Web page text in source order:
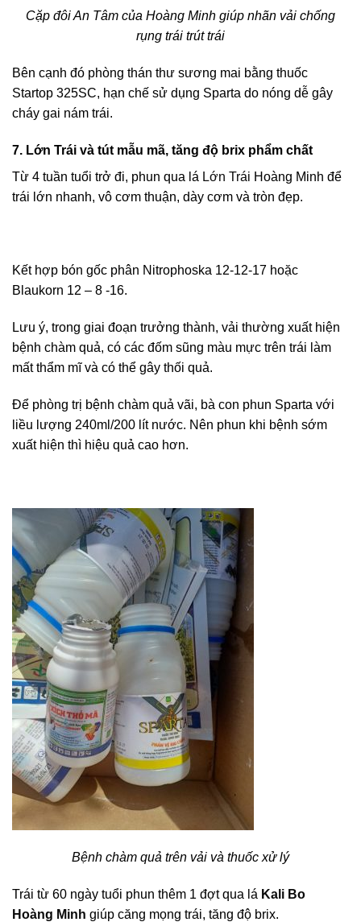
Cặp đôi An Tâm của Hoàng Minh giúp nhãn vải chống
rụng trái trút trái
Bên cạnh đó phòng thán thư sương mai bằng thuốc
Startop 325SC, hạn chế sử dụng Sparta do nóng dễ gây
cháy gai nám trái.
7. Lớn Trái và tút mẫu mã, tăng độ brix phẩm chất
Từ 4 tuần tuổi trở đi, phun qua lá Lớn Trái Hoàng Minh để
trái lớn nhanh, vô cơm thuận, dày cơm và tròn đẹp.
Kết hợp bón gốc phân Nitrophoska 12-12-17 hoặc
Blaukorn 12 – 8 -16.
Lưu ý, trong giai đoạn trưởng thành, vải thường xuất hiện
bệnh chàm quả, có các đốm sũng màu mực trên trái làm
mất thẩm mĩ và có thể gây thối quả.
Để phòng trị bệnh chàm quả vãi, bà con phun Sparta với
liều lượng 240ml/200 lít nước. Nên phun khi bệnh sớm
xuất hiện thì hiệu quả cao hơn.
Bệnh chàm quả trên vải và thuốc xử lý
Trái từ 60 ngày tuổi phun thêm 1 đợt qua lá Kali Bo
Hoàng Minh giúp căng mọng trái, tăng độ brix.